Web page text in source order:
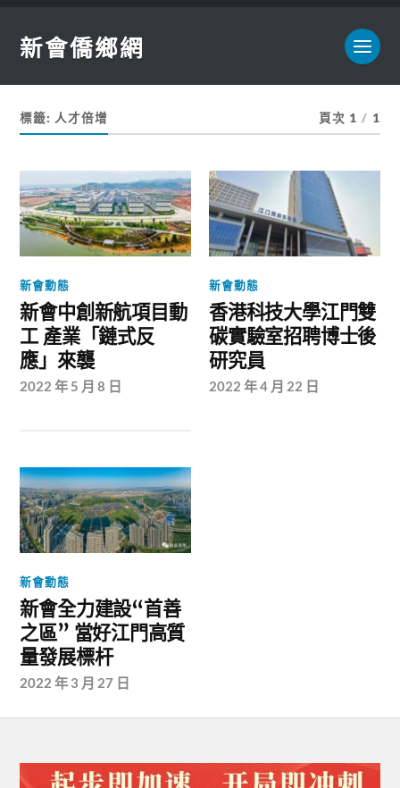
新會僑鄉網
標籤: 人才倍增 頁次 1 / 1
新會動態
新會中創新航項目動
工 產業「鏈式反
應」來襲
2022 年 5 月 8 日
新會動態
香港科技大學江門雙
碳實驗室招聘博士後
研究員
2022 年 4 月 22 日
新會動態
新會全力建設“首善
之區” 當好江門高質
量發展標杆
2022 年 3 月 27 日